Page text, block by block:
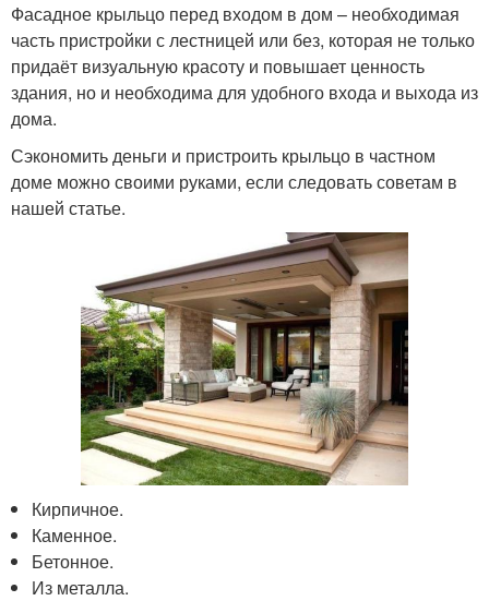
Фасадное крыльцо перед входом в дом – необходимая
часть пристройки с лестницей или без, которая не только
придаёт визуальную красоту и повышает ценность
здания, но и необходима для удобного входа и выхода из
дома.
Сэкономить деньги и пристроить крыльцо в частном
доме можно своими руками, если следовать советам в
нашей статье.
Кирпичное.
Каменное.
Бетонное.
Из металла.